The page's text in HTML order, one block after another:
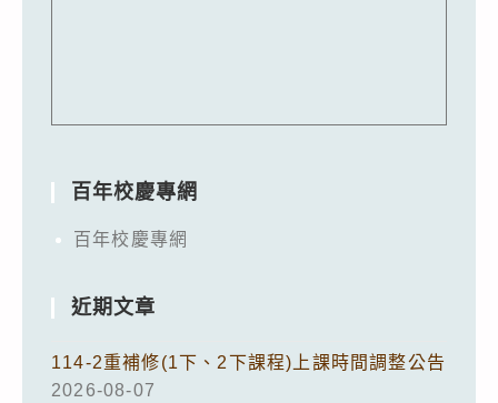
百年校慶專網
百年校慶專網
近期文章
114-2重補修(1下、2下課程)上課時間調整公告
2026-08-07